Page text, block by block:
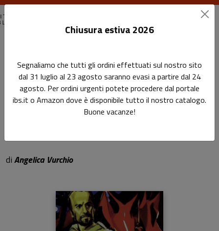
Scienziati da copione
Uomini e donne di scienza nei biopic
italiani del Novecento tra censura e
diAngelica Vurchio
Chiusura estiva 2026
Segnaliamo che tutti gli ordini effettuati sul nostro sito
dal 31 luglio al 23 agosto saranno evasi a partire dal 24
agosto. Per ordini urgenti potete procedere dal portale
ibs.it o Amazon dove è disponibile tutto il nostro catalogo.
Buone vacanze!